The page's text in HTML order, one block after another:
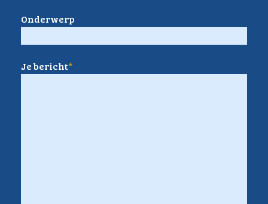
Onderwerp
Je bericht*